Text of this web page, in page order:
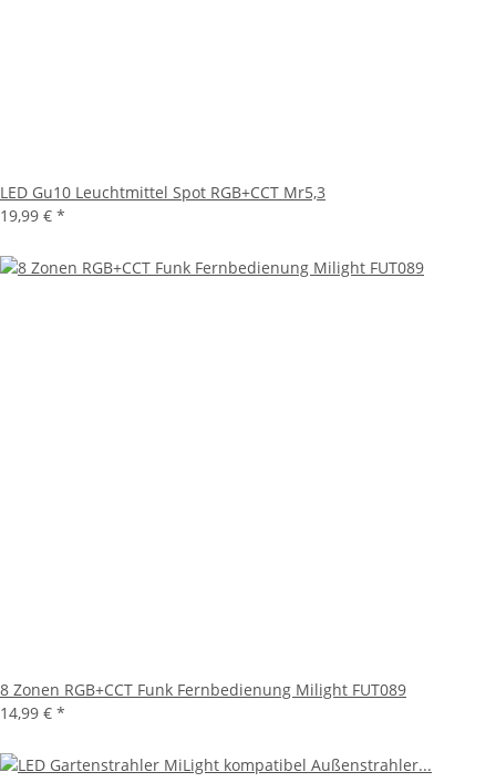
LED Gu10 Leuchtmittel Spot RGB+CCT Mr5,3
19,99 € *
8 Zonen RGB+CCT Funk Fernbedienung Milight FUT089
14,99 € *